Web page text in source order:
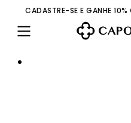
CADASTRE-SE E GANHE